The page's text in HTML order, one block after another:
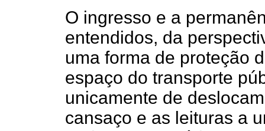
O ingresso e a
entendidos, da
uma forma de proteção
espaço do transporte
unicamente de
cansaço e as leituras a